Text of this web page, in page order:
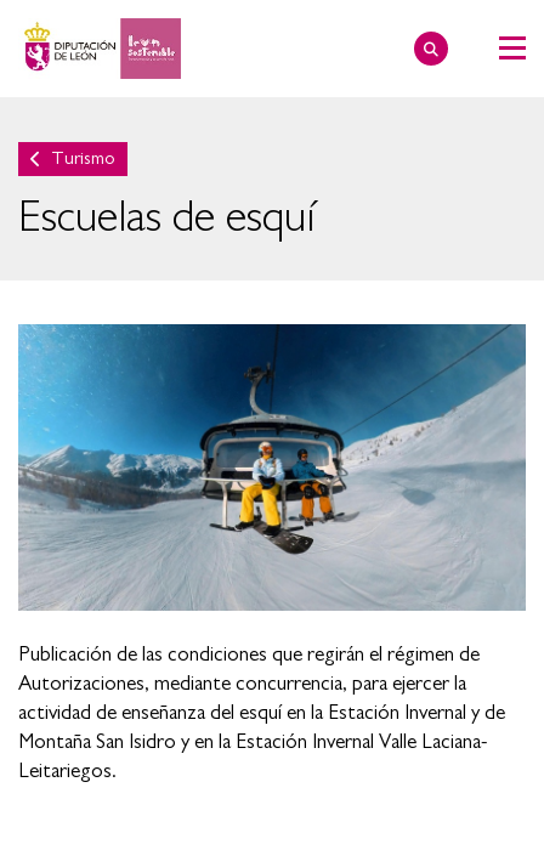
Turismo
Escuelas de esquí
Ampliar imagen
Publicación de las condiciones que regirán el régimen de
Autorizaciones, mediante concurrencia, para ejercer la
actividad de enseñanza del esquí en la Estación Invernal y de
Montaña San Isidro y en la Estación Invernal Valle Laciana-
Leitariegos.